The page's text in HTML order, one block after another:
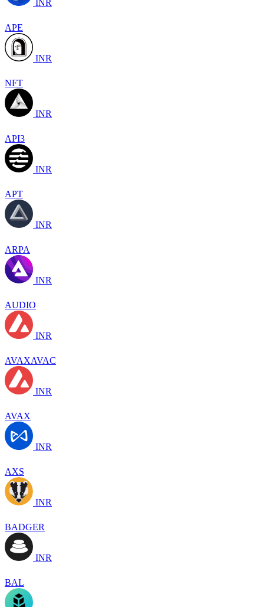
INR
APE
INR
NFT
INR
API3
INR
APT
INR
ARPA
INR
AUDIO
INR
AVAXAVAC
INR
AVAX
INR
AXS
INR
BADGER
INR
BAL